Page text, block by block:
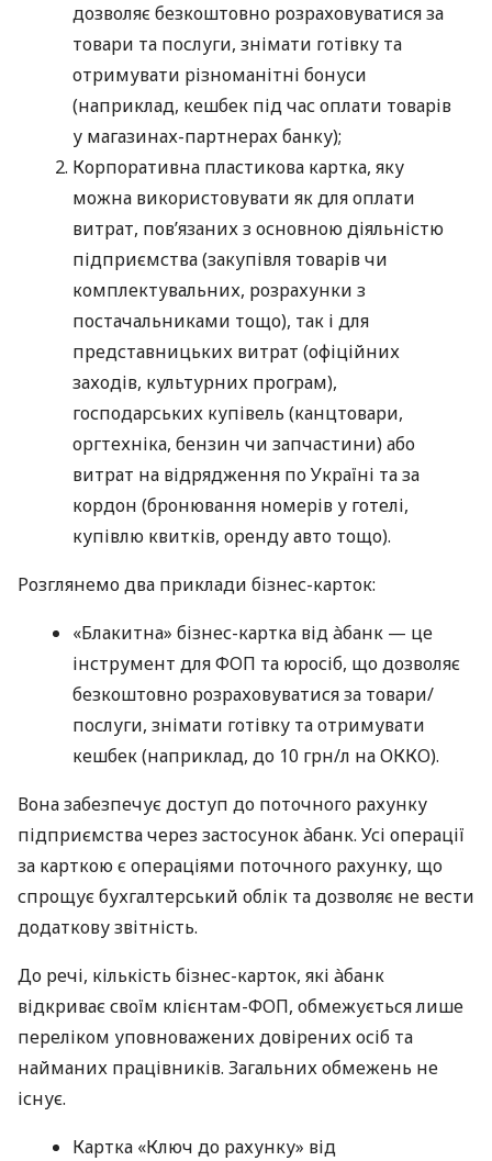
дозволяє безкоштовно розраховуватися за
товари та послуги, знімати готівку та
отримувати різноманітні бонуси
(наприклад, кешбек під час оплати товарів
у магазинах-партнерах банку);
Корпоративна пластикова картка, яку
можна використовувати як для оплати
витрат, пов’язаних з основною діяльністю
підприємства (закупівля товарів чи
комплектувальних, розрахунки з
постачальниками тощо), так і для
представницьких витрат (офіційних
заходів, культурних програм),
господарських купівель (канцтовари,
оргтехніка, бензин чи запчастини) або
витрат на відрядження по Україні та за
кордон (бронювання номерів у готелі,
купівлю квитків, оренду авто тощо).
Розглянемо два приклади бізнес-карток:
«Блакитна» бізнес-картка від àбанк — це
інструмент для ФОП та юросіб, що дозволяє
безкоштовно розраховуватися за товари/
послуги, знімати готівку та отримувати
кешбек (наприклад, до 10 грн/л на ОККО).
Вона забезпечує доступ до поточного рахунку
підприємства через застосунок àбанк. Усі операції
за карткою є операціями поточного рахунку, що
спрощує бухгалтерський облік та дозволяє не вести
додаткову звітність.
До речі, кількість бізнес-карток, які àбанк
відкриває своїм клієнтам-ФОП, обмежується лише
переліком уповноважених довірених осіб та
найманих працівників. Загальних обмежень не
існує.
Картка «Ключ до рахунку» від